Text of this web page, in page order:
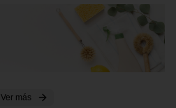
Ver más